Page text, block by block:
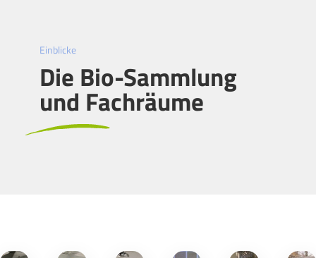
Einblicke
Die Bio-Sammlung
und Fachräume